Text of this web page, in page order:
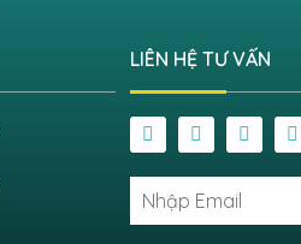
LIÊN HỆ TƯ VẤN